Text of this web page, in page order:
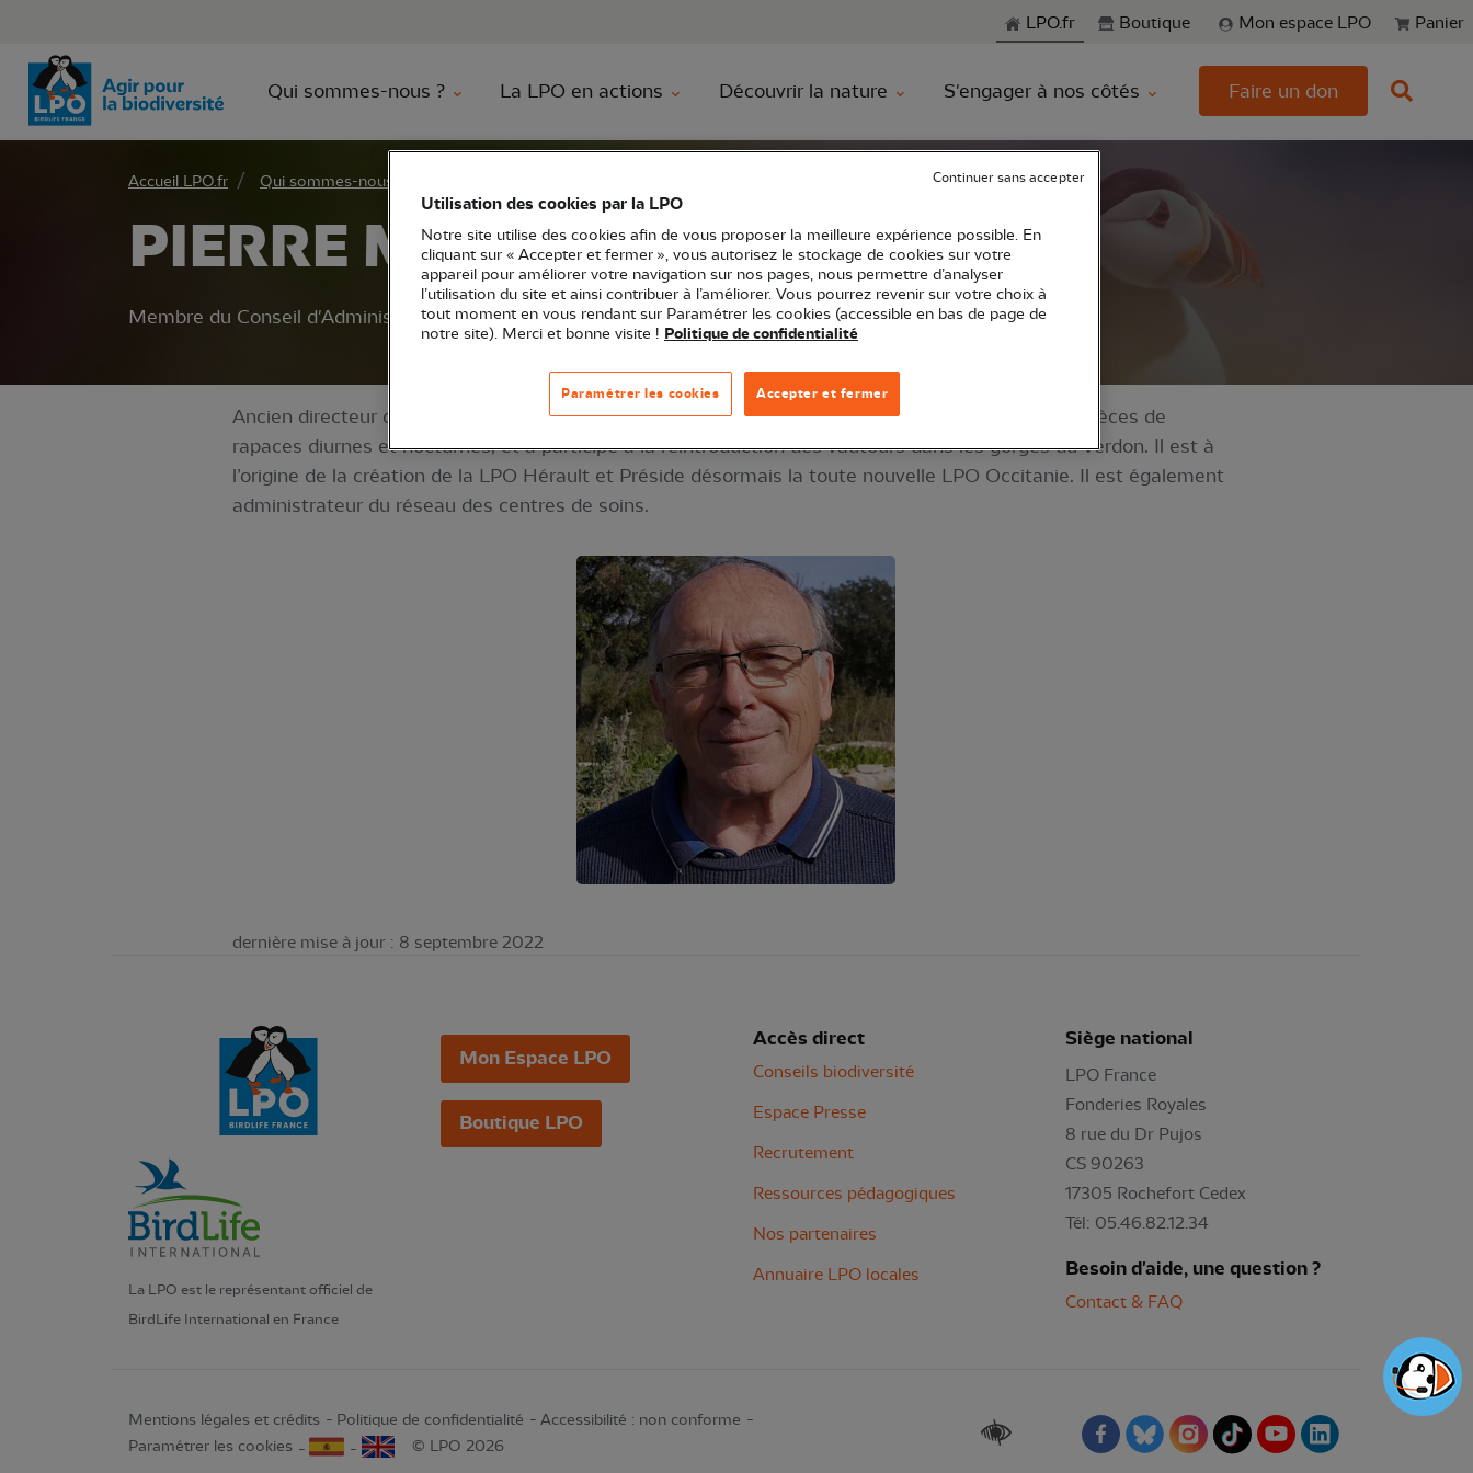
Aller à la rechercheLPO.fr Boutique Mon espace LPO Panier
Qui sommes-nous ? La LPO en actions Découvrir la nature S'engager à nos côtés Faire un don
Accueil LPO.fr Qui sommes-nous ?
PIERRE MAIGRE
Membre du Conseil d'Administration
Ancien directeur de CCI, Pierre avait rejoint la LPO dans les années 60. Il a étudié différentes espèces de
rapaces diurnes et nocturnes, et a participé à la réintroduction des vautours dans les gorges du Verdon. Il est à
l’origine de la création de la LPO Hérault et Préside désormais la toute nouvelle LPO Occitanie. Il est également
administrateur du réseau des centres de soins.
dernière mise à jour : 8 septembre 2022
La LPO est le représentant officiel de
BirdLife International en France
Mon Espace LPO
Boutique LPO
Accès direct
Conseils biodiversité
Espace Presse
Recrutement
Ressources pédagogiques
Nos partenaires
Annuaire LPO locales
Siège national
LPO France
Fonderies Royales
8 rue du Dr Pujos
CS 90263
17305 Rochefort Cedex
Tél: 05.46.82.12.34
Besoin d'aide, une question ?
Contact & FAQ
Mentions légales et crédits Politique de confidentialité
Accessibilité : non conforme
Paramétrer les cookies
© LPO 2026 Renforcer les contrastes
Utilisation des cookies par la LPO
Notre site utilise des cookies afin de vous proposer la meilleure expérience possible. En
cliquant sur « Accepter et fermer », vous autorisez le stockage de cookies sur votre
appareil pour améliorer votre navigation sur nos pages, nous permettre d’analyser
l’utilisation du site et ainsi contribuer à l’améliorer. Vous pourrez revenir sur votre choix à
tout moment en vous rendant sur Paramétrer les cookies (accessible en bas de page de
notre site). Merci et bonne visite ! Politique de confidentialité
Accepter et fermer
Paramétrer les cookies
Continuer sans accepter